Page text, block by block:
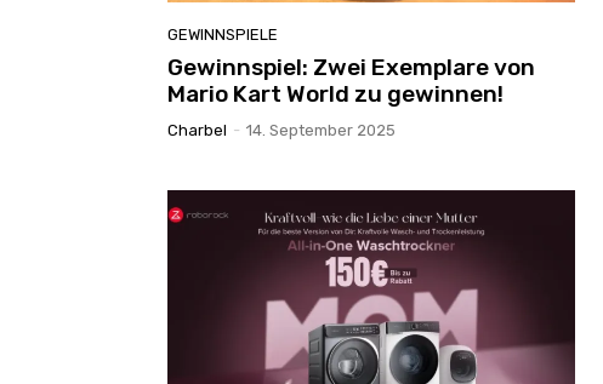
GEWINNSPIELE
Gewinnspiel: Zwei Exemplare von
Mario Kart World zu gewinnen!
Charbel - 14. September 2025